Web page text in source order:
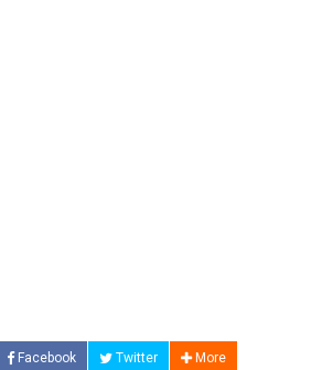
Facebook Twitter More